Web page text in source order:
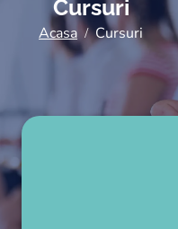
Cursuri
Acasa Cursuri